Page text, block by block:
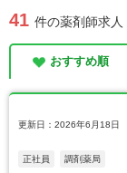
41 件の薬剤師求人
おすすめ順
更新日：2026年6月18日
正社員 調剤薬局